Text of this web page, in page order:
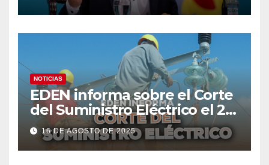
NOTICIAS
EDEN informa sobre el Corte
del Suministro Eléctrico el 20
de agosto
16 DE AGOSTO DE 2025